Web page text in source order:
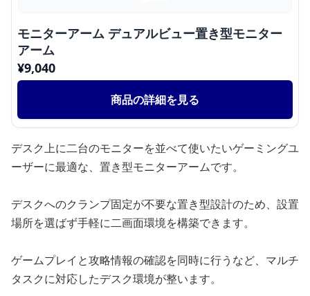
モニターアーム デュアルビュー置き型モニター
アーム
¥9,040
商品の詳細を見る
デスク上に二台のモニターを並べて使いたいゲーミングユ
ーザーに最適な、置き型モニターアームです。
デスクへのクランプ固定が不要な置き型設計のため、設置
場所を選ばず手軽に二画面環境を構築できます。
ゲームプレイと攻略情報の確認を同時に行うなど、マルチ
タスクに対応したデスク環境が整います。